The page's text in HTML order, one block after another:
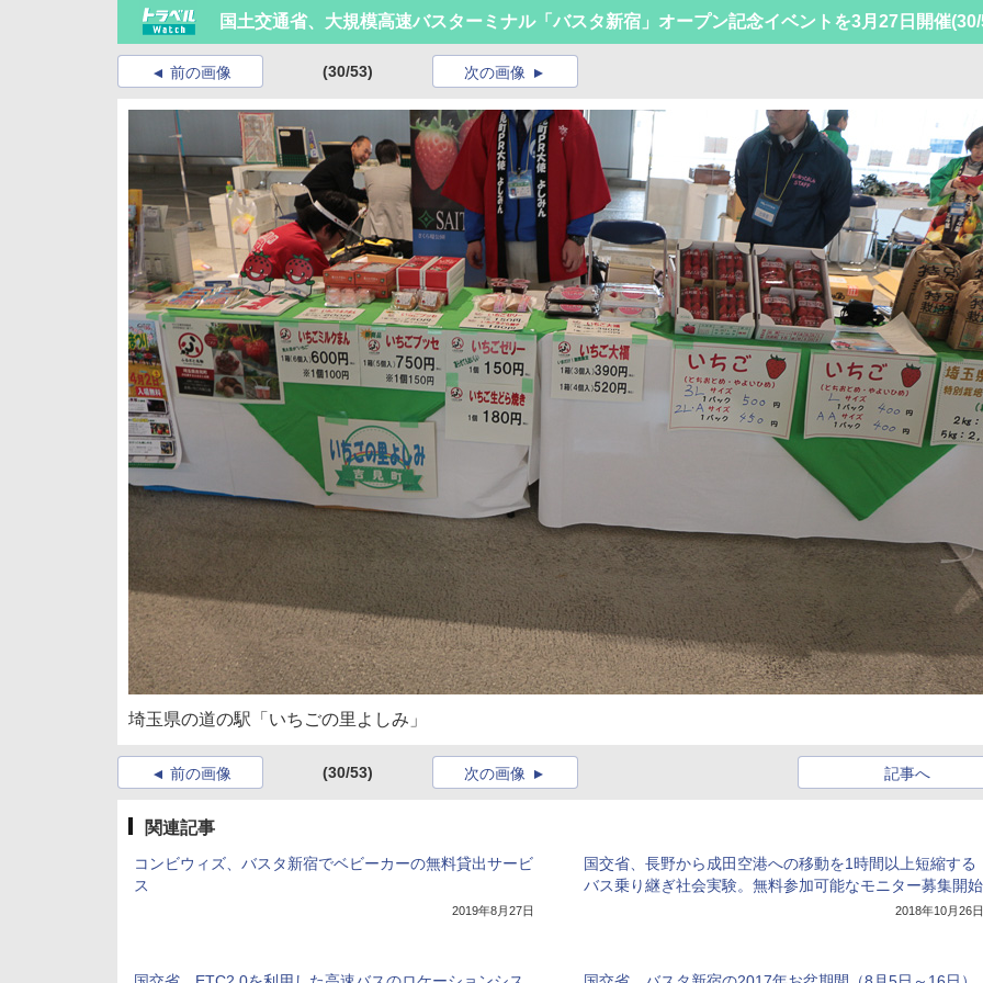
国土交通省、大規模高速バスターミナル「バスタ新宿」オープン記念イベントを3月27日開催
前の画像 (30/53) 次の画像
埼玉県の道の駅「いちごの里よしみ」
前の画像 (30/53) 次の画像 記事へ
関連記事
コンビウィズ、バスタ新宿でベビーカーの無料貸出サービ
ス
2019年8月27日
国交省、長野から成田空港への移動を1時間以上短縮する
バス乗り継ぎ社会実験。無料参加可能なモニター募集開始
2018年10月26日